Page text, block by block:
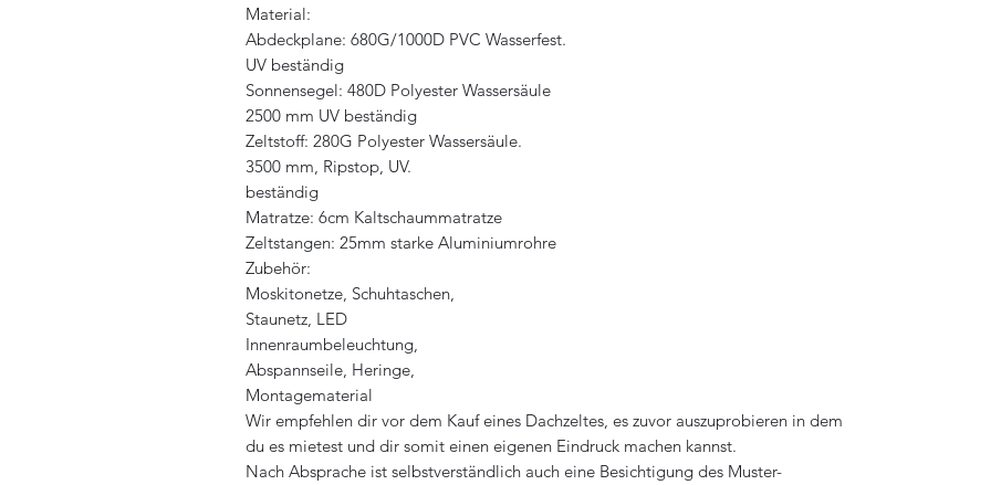
Material:
Abdeckplane: 680G/1000D PVC Wasserfest.
UV beständig
Sonnensegel: 480D Polyester Wassersäule
2500 mm UV beständig
Zeltstoff: 280G Polyester Wassersäule.
3500 mm, Ripstop, UV.
beständig
Matratze: 6cm Kaltschaummatratze
Zeltstangen: 25mm starke Aluminiumrohre
Zubehör:
Moskitonetze, Schuhtaschen,
Staunetz, LED
Innenraumbeleuchtung,
Abspannseile, Heringe,
Montagematerial
Wir empfehlen dir vor dem Kauf eines Dachzeltes, es zuvor auszuprobieren in dem
du es mietest und dir somit einen eigenen Eindruck machen kannst.
Nach Absprache ist selbstverständlich auch eine Besichtigung des Muster-